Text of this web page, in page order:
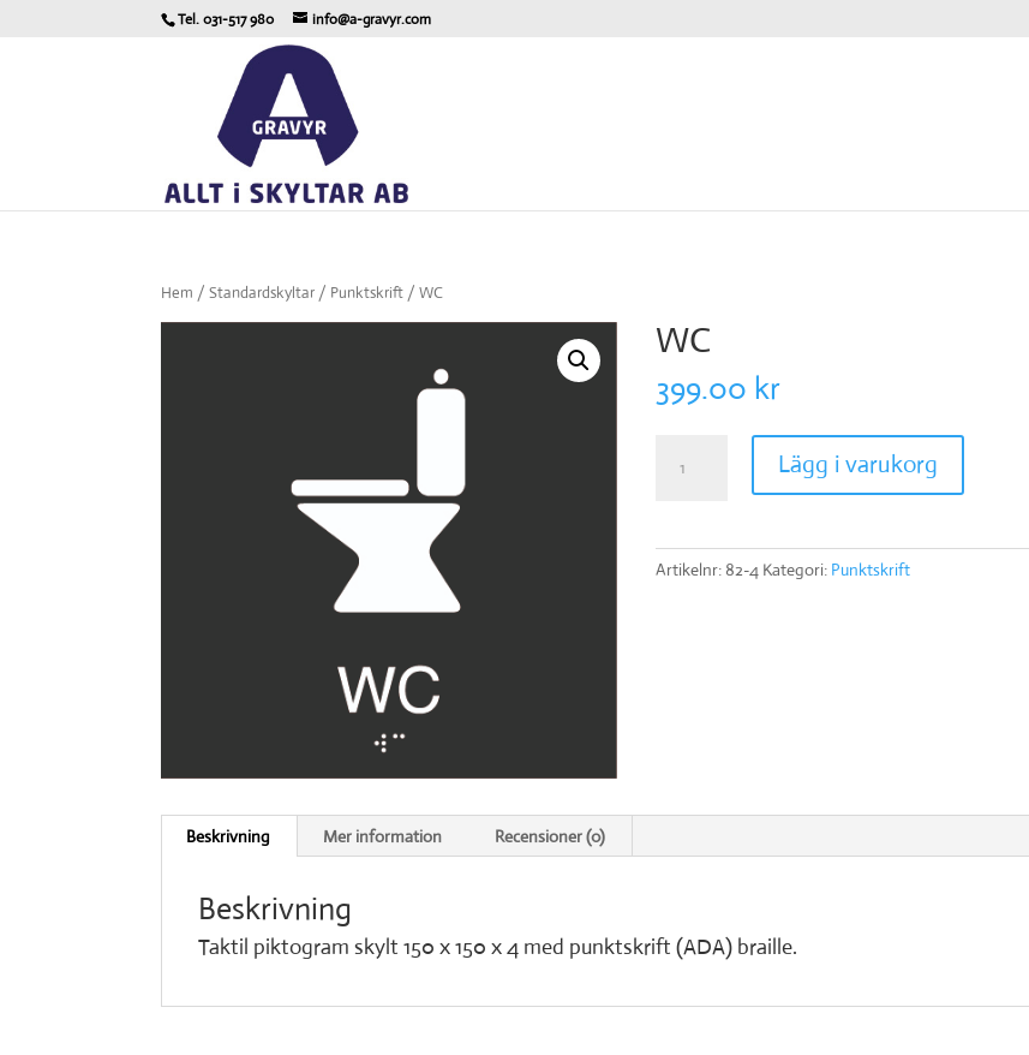
Tel. 031-517 980 info@a-gravyr.com
Hem /Standardskyltar / Punktskrift / WC
WC
399.00 kr
mängd
Lägg i varukorg
Artikelnr: 82-4 Kategori: Punktskrift
Beskrivning Mer information Recensioner (0)
Beskrivning
Taktil piktogram skylt 150 x 150 x 4 med punktskrift (ADA) braille.